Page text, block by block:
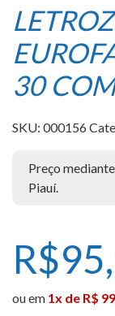
30
SKU: 000156
Preço
Piauí.
R$
ou em 1x de R$